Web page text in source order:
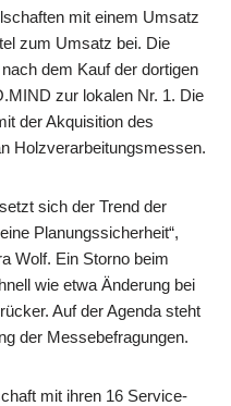
mit einem Umsatz
zum Umsatz bei. Die
dem Kauf der dortigen
zur lokalen Nr. 1. Die
der Akquisition des
Holzverarbeitungsmessen.
sich der Trend der
Planungssicherheit“,
Wolf. Ein Storno beim
wie etwa Änderung bei
Auf der Agenda steht
der Messebefragungen.
mit ihren 16 Service-